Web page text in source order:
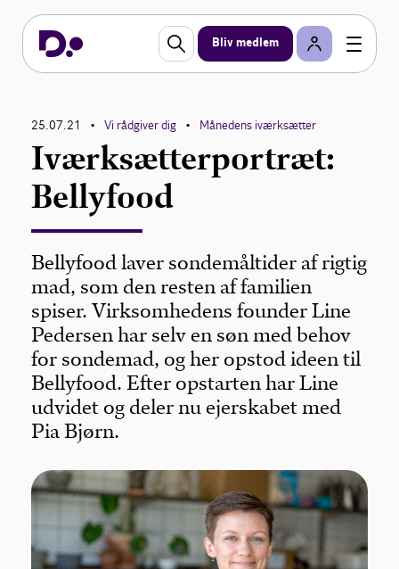
Bliv medlem
25.07.21 • Vi rådgiver dig • Månedens iværksætter
Iværksætterportræt:
Bellyfood
Bellyfood laver sondemåltider af rigtig
mad, som den resten af familien
spiser. Virksomhedens founder Line
Pedersen har selv en søn med behov
for sondemad, og her opstod ideen til
Bellyfood. Efter opstarten har Line
udvidet og deler nu ejerskabet med
Pia Bjørn.